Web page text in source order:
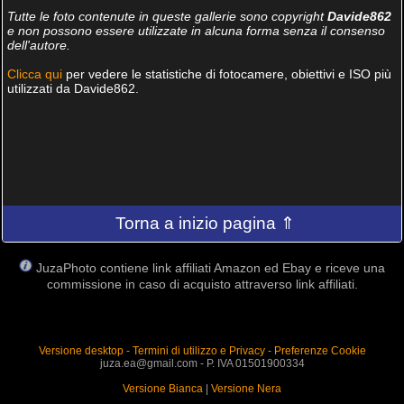
Tutte le foto contenute in queste gallerie sono copyrightDavide862
e non possono essere utilizzate in alcuna forma senza il consenso
dell'autore.
Clicca quiper vedere le statistiche di fotocamere, obiettivi e ISO più
utilizzati da Davide862.
Torna a inizio pagina ⇑
JuzaPhoto contiene link affiliati Amazon ed Ebay e riceve una
commissione in caso di acquisto attraverso link affiliati.
Versione desktop- Termini di utilizzo e Privacy- Preferenze Cookie
juza.ea@gmail.com - P. IVA 01501900334
Versione Bianca
Versione Nera